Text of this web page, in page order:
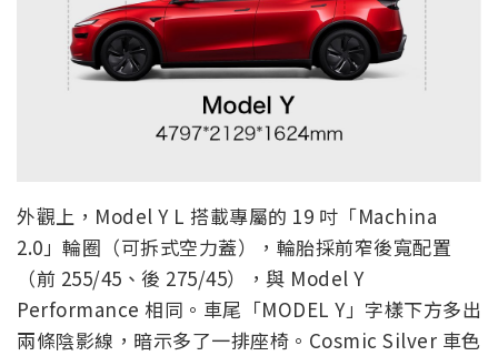
外觀上，Model Y L 搭載專屬的 19 吋「Machina
2.0」輪圈（可拆式空力蓋），輪胎採前窄後寬配置
（前 255/45、後 275/45），與 Model Y
Performance 相同。車尾「MODEL Y」字樣下方多出
兩條陰影線，暗示多了一排座椅。Cosmic Silver 車色